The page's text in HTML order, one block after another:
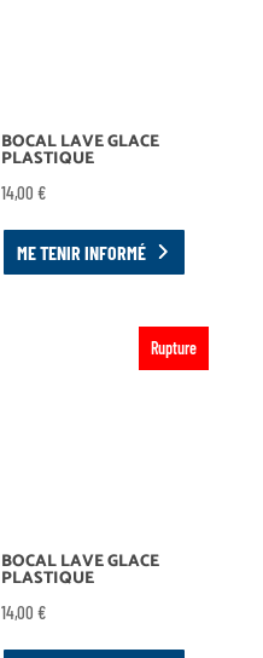
BOCAL LAVE GLACE
PLASTIQUE
14,00€
ME TENIR INFORMÉ
Rupture
BOCAL LAVE GLACE
PLASTIQUE
14,00€